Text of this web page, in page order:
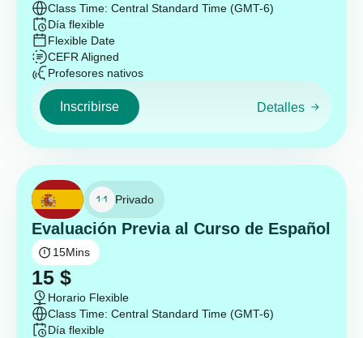
Class Time: Central Standard Time (GMT-6)
Día flexible
Flexible Date
CEFR Aligned
Profesores nativos
Inscribirse Detalles
Privado
Evaluación Previa al Curso de Español
15Mins
15 $
Horario Flexible
Class Time: Central Standard Time (GMT-6)
Día flexible